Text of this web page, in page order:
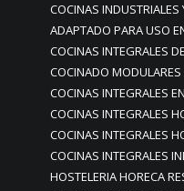
COCINAS
ADAPTADO PARA USO
COCINAS INTEGRALES
COCINADO
COCINAS INTEGRALES
COCINAS INTEGRALES
COCINAS INTEGRALES
COCINAS INTEGRALES
HOSTELERIA HORECA